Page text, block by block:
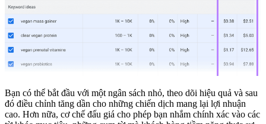
Bạn có thể bắt đầu với một ngân sách nhỏ, theo dõi hiệu quả và sau
đó điều chỉnh tăng dần cho những chiến dịch mang lại lợi nhuận
cao. Hơn nữa, cơ chế đấu giá cho phép bạn nhắm chính xác vào các